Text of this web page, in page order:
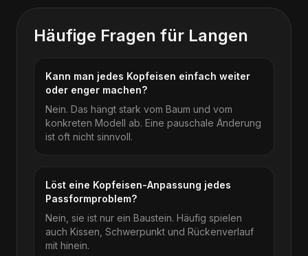
Häufige Fragen für Langen
Kann man jedes Kopfeisen einfach weiter
oder enger machen?
Nein. Das hängt stark vom Baum und vom
konkreten Modell ab. Eine pauschale Änderung
ist oft nicht sinnvoll.
Löst eine Kopfeisen-Anpassung jedes
Passformproblem?
Nein, sie ist nur ein Baustein. Häufig spielen
auch Kissen, Schwerpunkt und Rückenverlauf
mit hinein.